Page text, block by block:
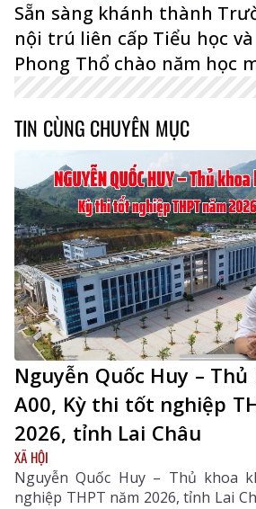
Sẵn sàng khánh thành
nội trú liên cấp Tiểu học và
Phong Thổ chào năm học
TIN CÙNG CHUYÊN MỤC
Nguyễn Quốc Huy –
A00, Kỳ thi tốt nghiệp
2026, tỉnh Lai Châu
XÃ HỘI
Nguyễn Quốc Huy – Thủ khoa
nghiệp THPT năm 2026, tỉnh Lai